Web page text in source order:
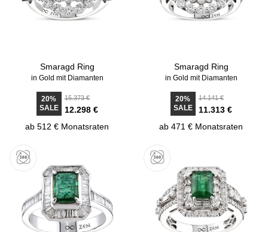
Smaragd Ring
in Gold mit Diamanten
20%
SALE
15.373 €
12.298 €
ab 512 € Monatsraten
Smaragd Ring
in Gold mit Diamanten
20%
SALE
14.141 €
11.313 €
ab 471 € Monatsraten